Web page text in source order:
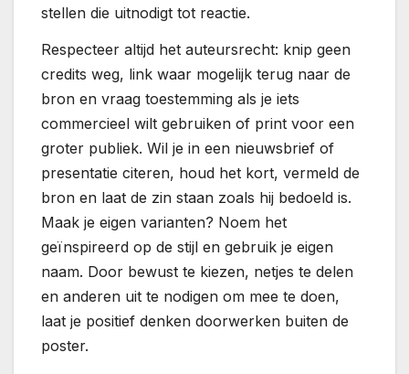
stellen die uitnodigt tot reactie.
Respecteer altijd het auteursrecht: knip geen
credits weg, link waar mogelijk terug naar de
bron en vraag toestemming als je iets
commercieel wilt gebruiken of print voor een
groter publiek. Wil je in een nieuwsbrief of
presentatie citeren, houd het kort, vermeld de
bron en laat de zin staan zoals hij bedoeld is.
Maak je eigen varianten? Noem het
geïnspireerd op de stijl en gebruik je eigen
naam. Door bewust te kiezen, netjes te delen
en anderen uit te nodigen om mee te doen,
laat je positief denken doorwerken buiten de
poster.